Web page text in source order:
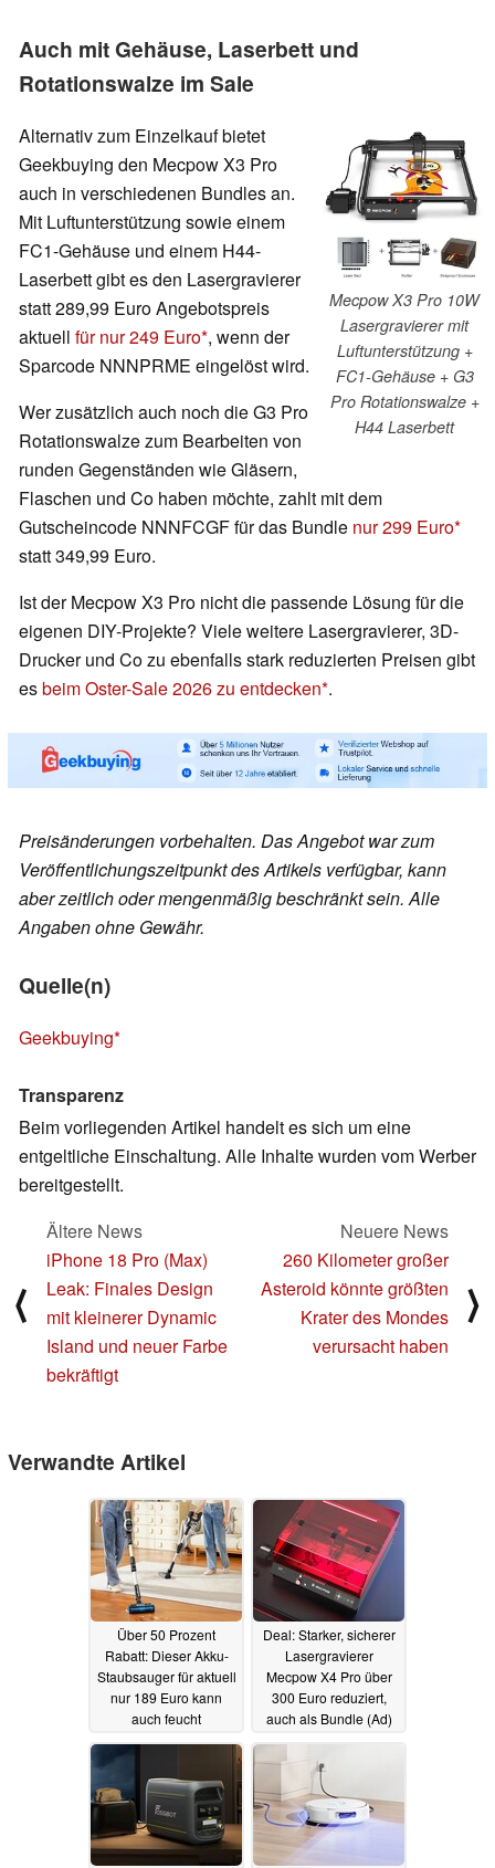
Auch mit Gehäuse, Laserbett und
Rotationswalze im Sale
Mecpow X3 Pro 10W
Lasergravierer mit
Luftunterstützung +
FC1-Gehäuse + G3
Pro Rotationswalze +
H44 Laserbett
Alternativ zum Einzelkauf bietet
Geekbuying den Mecpow X3 Pro
auch in verschiedenen Bundles an.
Mit Luftunterstützung sowie einem
FC1-Gehäuse und einem H44-
Laserbett gibt es den Lasergravierer
statt 289,99 Euro Angebotspreis
aktuell für nur 249 Euro , wenn der
Sparcode NNNPRME eingelöst wird.
Wer zusätzlich auch noch die G3 Pro
Rotationswalze zum Bearbeiten von
runden Gegenständen wie Gläsern,
Flaschen und Co haben möchte, zahlt mit dem
Gutscheincode NNNFCGF für das Bundle nur 299 Euro
statt 349,99 Euro.
Ist der Mecpow X3 Pro nicht die passende Lösung für die
eigenen DIY-Projekte? Viele weitere Lasergravierer, 3D-
Drucker und Co zu ebenfalls stark reduzierten Preisen gibt
esbeim Oster-Sale 2026 zu entdecken .
Preisänderungen vorbehalten. Das Angebot war zum
Veröffentlichungszeitpunkt des Artikels verfügbar, kann
aber zeitlich oder mengenmäßig beschränkt sein. Alle
Angaben ohne Gewähr.
Quelle(n)
Geekbuying
Transparenz
Beim vorliegenden Artikel handelt es sich um eine
entgeltliche Einschaltung. Alle Inhalte wurden vom Werber
bereitgestellt.
⟨
Ältere News
iPhone 18 Pro (Max)
Leak: Finales Design
mit kleinerer Dynamic
Island und neuer Farbe
bekräftigt
Neuere News
260 Kilometer großer
Asteroid könnte größten
Krater des Mondes
verursacht haben
⟩
Verwandte Artikel
Über 50 Prozent
Rabatt: Dieser Akku-
Staubsauger für aktuell
nur 189 Euro kann
auch feucht
Deal: Starker, sicherer
Lasergravierer
Mecpow X4 Pro über
300 Euro reduziert,
auch als Bundle (Ad)
17.05.2026